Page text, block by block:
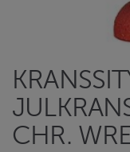
CHR.